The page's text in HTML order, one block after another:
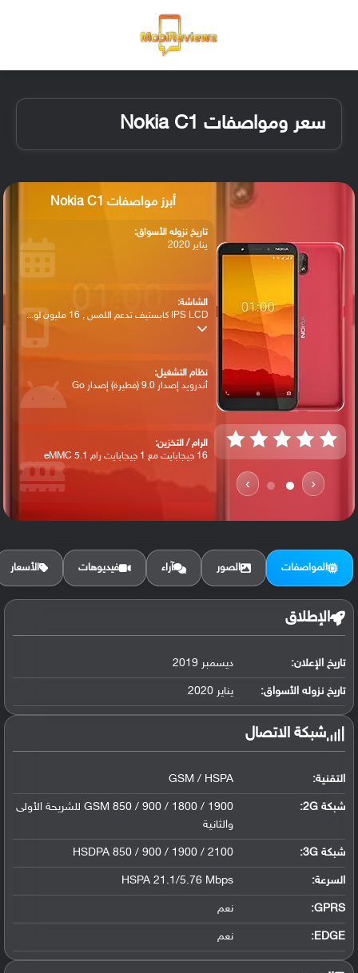
سعر ومواصفات Nokia C1
‹
›
أبرز مواصفات Nokia C1
تاريخ نزوله الأسواق:
يناير 2020
الشاشة:
IPS LCD كابستيف تدعم اللمس , 16 مليون لو...
نظام التشغيل:
أندرويد إصدار 9.0 (فطيرة) إصدار Go
الرام / التخزين:
16 جيجابايت مع 1 جيجابايت رام eMMC 5.1
الكاميرا الأساسية:
المواصفات الصور آراء فيديوهات الأسعار
الإطلاق
تاريخ الإعلان: ديسمبر 2019
تاريخ نزوله الأسواق: يناير 2020
شبكة الاتصال
التقنية: GSM / HSPA
شبكة 2G:
GSM 850 / 900 / 1800 / 1900 للشريحة الأولى
والثانية
شبكة 3G :
HSDPA 850 / 900 / 1900 / 2100
السرعة: HSPA 21.1/5.76 Mbps
GPRS: نعم
EDGE: نعم